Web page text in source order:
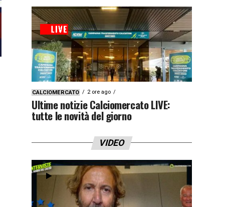
CALCIOMERCATO 2 ore ago
Ultime notizie Calciomercato LIVE:
tutte le novità del giorno
VIDEO